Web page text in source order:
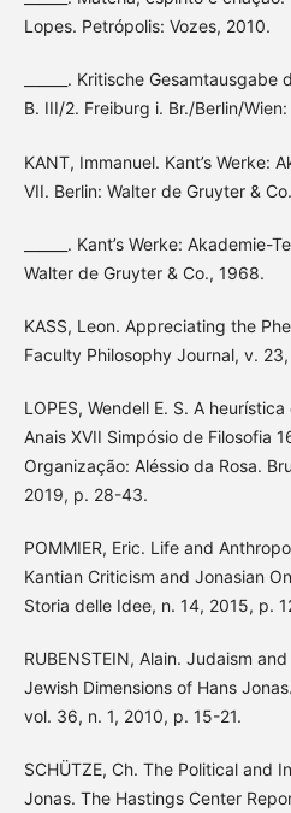
Lopes. Petrópolis: Vozes, 2010.
______. Kritische
B. III/2. Freiburg i. Br./Berlin/
KANT, Immanuel. Kant’s Werke:
VII. Berlin: Walter de Gruyter &
______. Kant’s Werke:
Walter de Gruyter & Co., 1968.
KASS, Leon. Appreciating the
Faculty Philosophy Journal, v.
LOPES, Wendell E. S. A
Anais XVII Simpósio de Filosofia
Organização: Aléssio da Rosa.
2019, p. 28-43.
POMMIER, Eric. Life and
Kantian Criticism and Jonasian
Storia delle Idee, n. 14, 2015, p.
RUBENSTEIN, Alain. Judaism
Jewish Dimensions of Hans
vol. 36, n. 1, 2010, p. 15-21.
SCHÜTZE, Ch. The Political and
Jonas. The Hastings Center